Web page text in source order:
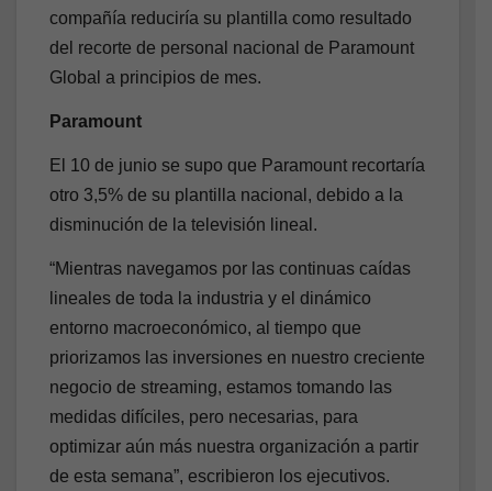
compañía reduciría su plantilla como resultado
del recorte de personal nacional de Paramount
Global a principios de mes.
Paramount
El 10 de junio se supo que Paramount recortaría
otro 3,5% de su plantilla nacional, debido a la
disminución de la televisión lineal.
“Mientras navegamos por las continuas caídas
lineales de toda la industria y el dinámico
entorno macroeconómico, al tiempo que
priorizamos las inversiones en nuestro creciente
negocio de streaming, estamos tomando las
medidas difíciles, pero necesarias, para
optimizar aún más nuestra organización a partir
de esta semana”, escribieron los ejecutivos.